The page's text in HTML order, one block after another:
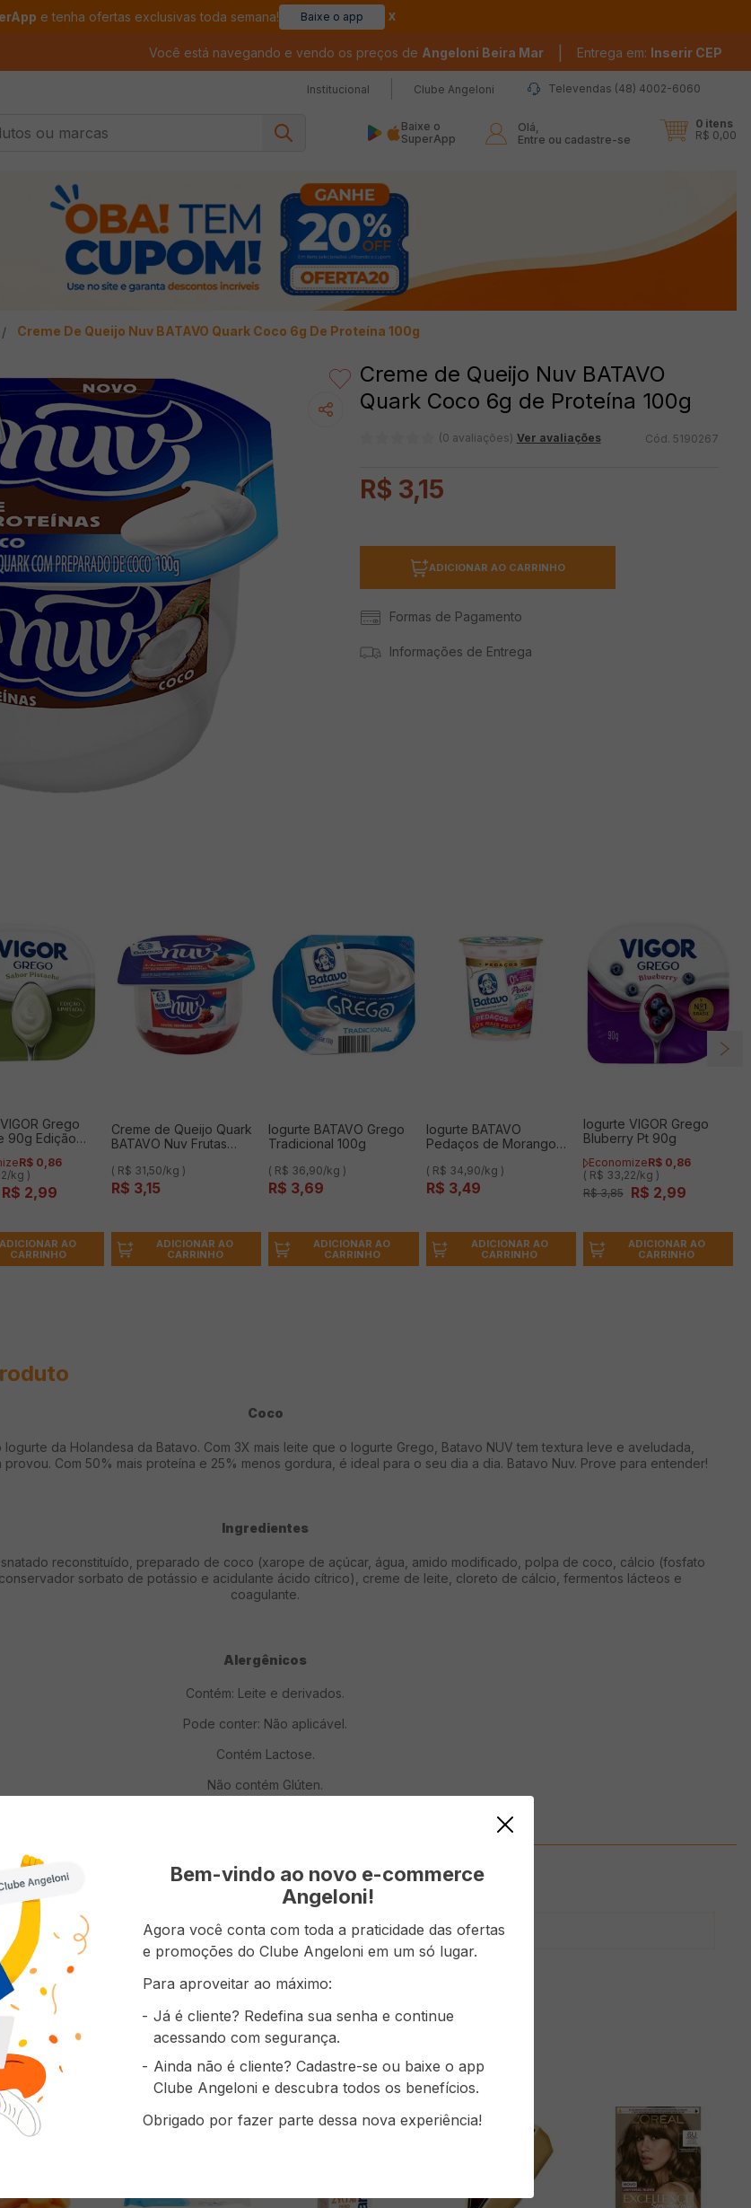
e tenha ofertas exclusivas toda semana! Baixe o app
Você está navegando e vendo os preços de Angeloni Beira Mar Entrega em: Inserir CEP
Institucional Clube Angeloni Televendas (48) 4002-6060
Baixe o
SuperApp
Olá,
Entre ou cadastre-se
0 itens
R$ 0,00
Creme De Queijo Nuv BATAVO Quark Coco 6g De Proteína 100g
Creme de Queijo Nuv BATAVO
Quark Coco 6g de Proteína 100g
(0 avaliações) Ver avaliações 5190267
R$ 3,15
ADICIONAR AO CARRINHO
Formas de Pagamento
Informações de Entrega
Grego
90g Edição
R$ 0,86
kg )
R$ 2,99
ADICIONAR AO
CARRINHO
Creme de Queijo Quark
BATAVO Nuv Frutas
( R$ 31,50/kg )
R$ 3,15
ADICIONAR AO
CARRINHO
Iogurte BATAVO Grego
Tradicional 100g
( R$ 36,90/kg )
R$ 3,69
ADICIONAR AO
CARRINHO
Iogurte BATAVO
Pedaços de Morango
( R$ 34,90/kg )
R$ 3,49
ADICIONAR AO
CARRINHO
Iogurte VIGOR Grego
Bluberry Pt 90g
EconomizeR$ 0,86
( R$ 33,22/kg )
R$ 3,85 R$ 2,99
ADICIONAR AO
CARRINHO
Coco
da Holandesa da Batavo. Com 3X mais leite que o Iogurte Grego, Batavo NUV tem textura leve e aveludada,
Com 50% mais proteína e 25% menos gordura, é ideal para o seu dia a dia. Batavo Nuv. Prove para entender!
Ingredientes
reconstituído, preparado de coco (xarope de açúcar, água, amido modificado, polpa de coco, cálcio (fosfato
sorbato de potássio e acidulante ácido cítrico), creme de leite, cloreto de cálcio, fermentos lácteos e
coagulante.
Alergênicos
Contém: Leite e derivados.
Pode conter: Não aplicável.
Contém Lactose.
Não contém Glúten.
Produto
Nacional
Bem-vindo ao novo e-commerce
Angeloni!
Agora você conta com toda a praticidade das ofertas
e promoções do Clube Angeloni em um só lugar.
Para aproveitar ao máximo:
Já é cliente? Redefina sua senha e continue
acessando com segurança.
Ainda não é cliente? Cadastre-se ou baixe o app
Clube Angeloni e descubra todos os benefícios.
Obrigado por fazer parte dessa nova experiência!